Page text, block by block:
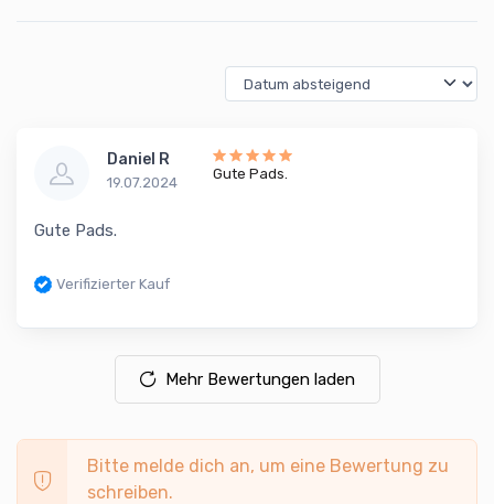
Daniel R
19.07.2024
Gute Pads.
Gute Pads.
Verifizierter Kauf
Mehr Bewertungen laden
Bitte melde dich an, um eine Bewertung zu
schreiben.